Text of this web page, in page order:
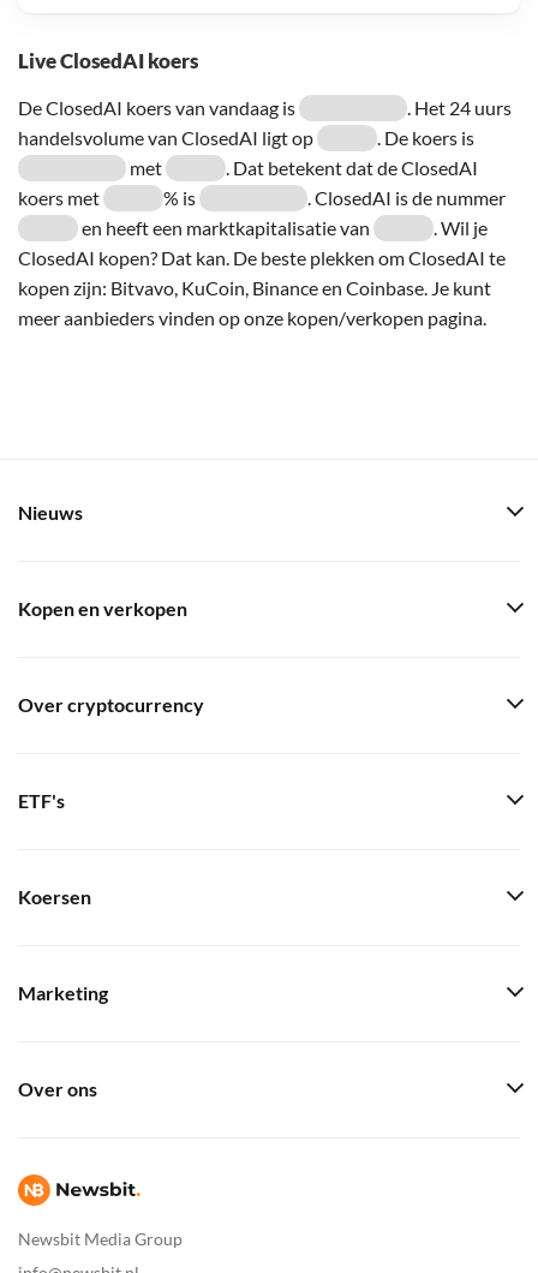
Live ClosedAI koers
De ClosedAI koers van vandaag is
. Het 24 uurs
handelsvolume van ClosedAI ligt op
. De koers is
met
. Dat betekent dat de ClosedAI
koers met
% is
. ClosedAI is de nummer
en heeft een marktkapitalisatie van
. Wil je
ClosedAI kopen? Dat kan. De beste plekken om ClosedAI te
kopen zijn: Bitvavo, KuCoin, Binance en Coinbase. Je kunt
meer aanbieders vinden op onze kopen/verkopen pagina.
Newsbit Media Group
Nieuws
Kopen en verkopen
Over cryptocurrency
ETF's
Koersen
Marketing
Over ons